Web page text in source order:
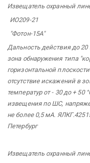
Извещатель охранный
ИО209-21
"Фотон-15А"
Дальность действия до
зона обнаружения типа
горизонтальной
отсутствие искажений в
температур от - 30 до + 50
извещения по ШС,
не более 0,5 мА.
Петербург
Извещатель охранный